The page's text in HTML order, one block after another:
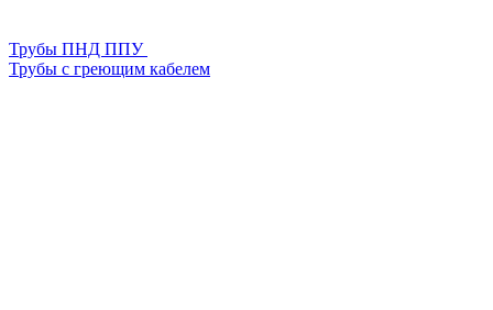
Трубы ПНД ППУ
Трубы с греющим кабелем